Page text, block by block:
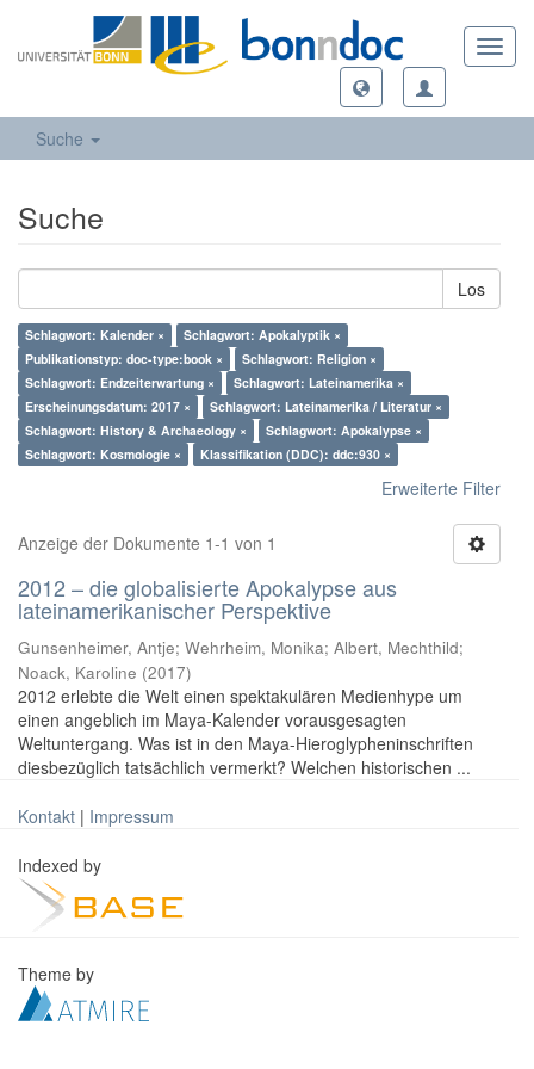
Suche
Suche
Los
Schlagwort: Kalender ×
Schlagwort: Apokalyptik ×
Publikationstyp: doc-type:book ×
Schlagwort: Religion ×
Schlagwort: Endzeiterwartung ×
Schlagwort: Lateinamerika ×
Erscheinungsdatum: 2017 ×
Schlagwort: Lateinamerika / Literatur ×
Schlagwort: History & Archaeology ×
Schlagwort: Apokalypse ×
Schlagwort: Kosmologie ×
Klassifikation (DDC): ddc:930 ×
Erweiterte Filter
Anzeige der Dokumente 1-1 von 1
2012 – die globalisierte Apokalypse aus
lateinamerikanischer Perspektive
Gunsenheimer, Antje; Wehrheim, Monika; Albert, Mechthild;
Noack, Karoline (2017)
2012 erlebte die Welt einen spektakulären Medienhype um
einen angeblich im Maya-Kalender vorausgesagten
Weltuntergang. Was ist in den Maya-Hieroglypheninschriften
diesbezüglich tatsächlich vermerkt? Welchen historischen ...
Kontakt | Impressum
Indexed by
Theme by